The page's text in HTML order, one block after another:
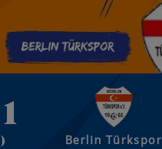
Berlin Türkspor